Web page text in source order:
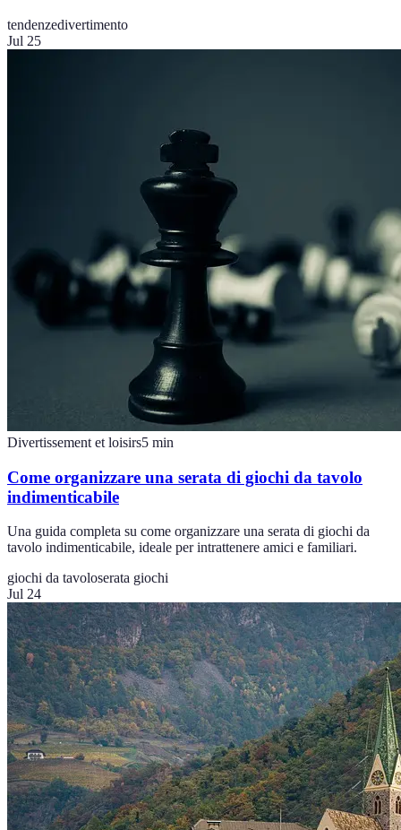
tendenzedivertimento
Jul 25
Divertissement et loisirs5 min
Come organizzare una serata di giochi da tavolo
indimenticabile
Una guida completa su come organizzare una serata di giochi da
tavolo indimenticabile, ideale per intrattenere amici e familiari.
giochi da tavoloserata giochi
Jul 24